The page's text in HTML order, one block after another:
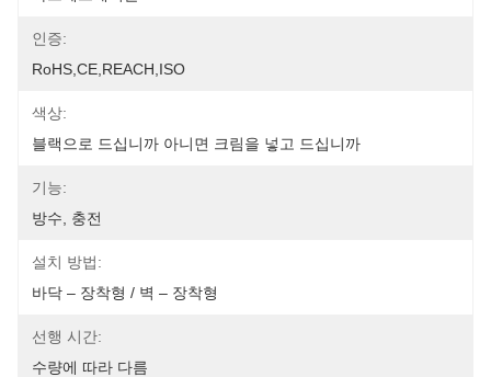
인증:
RoHS,CE,REACH,ISO
색상:
블랙으로 드십니까 아니면 크림을 넣고 드십니까
기능:
방수, 충전
설치 방법:
바닥 – 장착형 / 벽 – 장착형
선행 시간:
수량에 따라 다름